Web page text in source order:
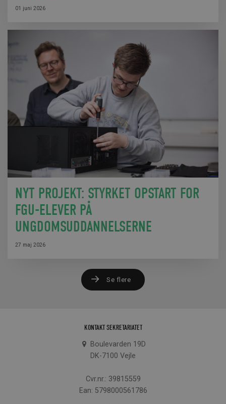
01 juni 2026
NYT PROJEKT: STYRKET OPSTART FOR
FGU-ELEVER PÅ
UNGDOMSUDDANNELSERNE
27 maj 2026
Se flere
KONTAKT SEKRETARIATET
Boulevarden 19D
DK-7100 Vejle
Cvr.nr.: 39815559
Ean: 5798000561786